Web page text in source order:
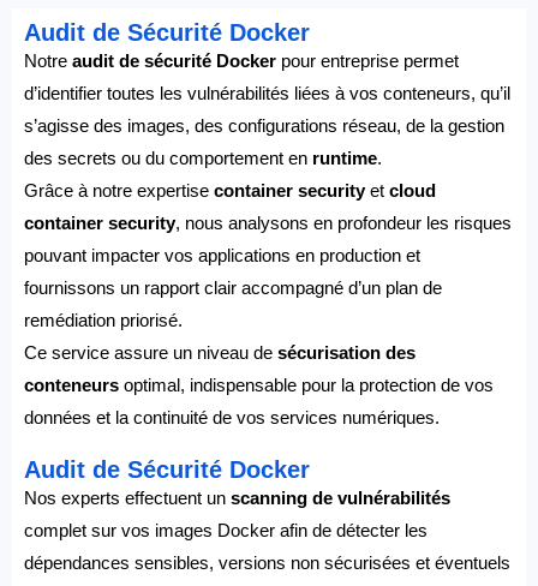
Audit de Sécurité Docker
Notre audit de sécurité Docker pour entreprise permet
d’identifier toutes les vulnérabilités liées à vos conteneurs, qu’il
s’agisse des images, des configurations réseau, de la gestion
des secrets ou du comportement en runtime.
Grâce à notre expertise container securityet cloud
container security, nous analysons en profondeur les risques
pouvant impacter vos applications en production et
fournissons un rapport clair accompagné d’un plan de
remédiation priorisé.
Ce service assure un niveau de sécurisation des
conteneurs optimal, indispensable pour la protection de vos
données et la continuité de vos services numériques.
Audit de Sécurité Docker
Nos experts effectuent un scanning de vulnérabilités
complet sur vos images Docker afin de détecter les
dépendances sensibles, versions non sécurisées et éventuels